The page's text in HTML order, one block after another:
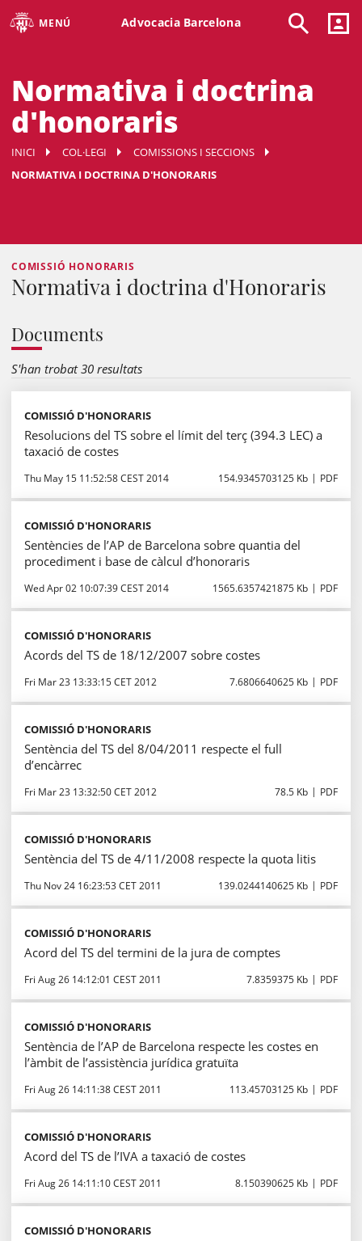
MENÚ Advocacia Barcelona
Normativa i doctrina
d'honoraris
INICI COL·LEGI
COMISSIONS I SECCIONS
NORMATIVA I DOCTRINA D'HONORARIS
COMISSIÓ HONORARIS
Normativa i doctrina d'Honoraris
Documents
S'han trobat 30 resultats
COMISSIÓ D'HONORARIS
Resolucions del TS sobre el límit del terç (394.3 LEC) a
taxació de costes
Thu May 15 11:52:58 CEST 2014 154.9345703125 Kb PDF
COMISSIÓ D'HONORARIS
Sentències de l’AP de Barcelona sobre quantia del
procediment i base de càlcul d’honoraris
Wed Apr 02 10:07:39 CEST 2014 1565.6357421875 Kb PDF
COMISSIÓ D'HONORARIS
Acords del TS de 18/12/2007 sobre costes
Fri Mar 23 13:33:15 CET 2012 7.6806640625 Kb PDF
COMISSIÓ D'HONORARIS
Sentència del TS del 8/04/2011 respecte el full
d’encàrrec
Fri Mar 23 13:32:50 CET 2012 78.5 Kb PDF
COMISSIÓ D'HONORARIS
Sentència del TS de 4/11/2008 respecte la quota litis
Thu Nov 24 16:23:53 CET 2011 139.0244140625 Kb PDF
COMISSIÓ D'HONORARIS
Acord del TS del termini de la jura de comptes
Fri Aug 26 14:12:01 CEST 2011 7.8359375 Kb PDF
COMISSIÓ D'HONORARIS
Sentència de l’AP de Barcelona respecte les costes en
l’àmbit de l’assistència jurídica gratuïta
Fri Aug 26 14:11:38 CEST 2011 113.45703125 Kb PDF
COMISSIÓ D'HONORARIS
Acord del TS de l’IVA a taxació de costes
Fri Aug 26 14:11:10 CEST 2011 8.150390625 Kb PDF
COMISSIÓ D'HONORARIS